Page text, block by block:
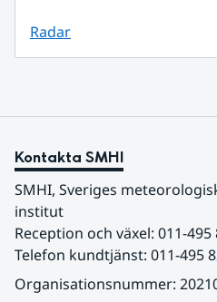
Radar
Kontakta SMHI
SMHI, Sveriges
institut
Reception och växel: 011-495
Telefon kundtjänst: 011-495
Organisationsnummer: